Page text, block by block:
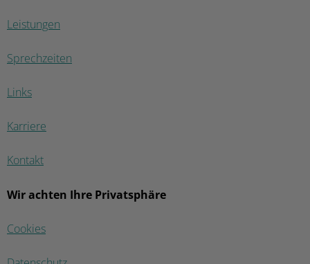
Leistungen
Sprechzeiten
Links
Karriere
Kontakt
Wir achten Ihre Privatsphäre
Cookies